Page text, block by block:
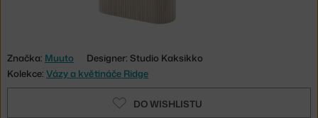
Značka: Muuto
Designer: Studio Kaksikko
Kolekce: Vázy a květináče Ridge
DO WISHLISTU